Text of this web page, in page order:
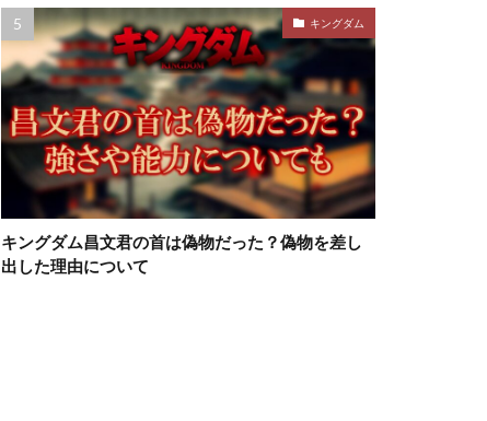
キングダム
キングダム昌文君の首は偽物だった？偽物を差し
出した理由について